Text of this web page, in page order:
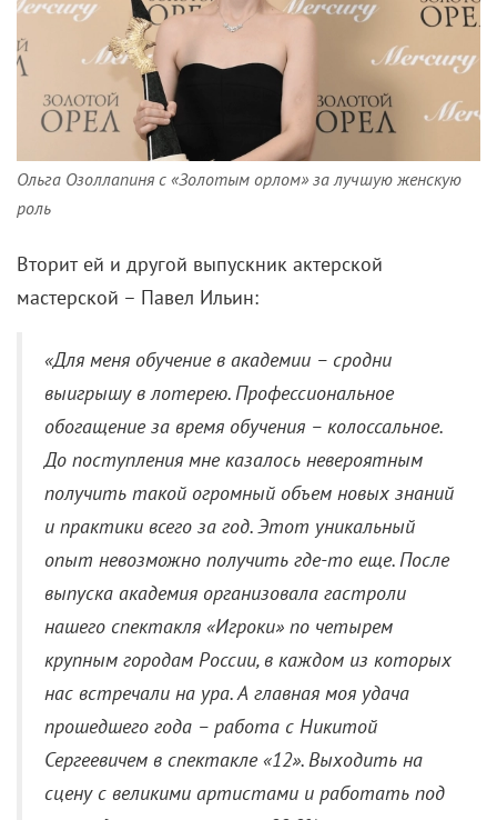
Ольга Озоллапиня с «Золотым орлом» за лучшую женскую
роль
Вторит ей и другой выпускник актерской
мастерской – Павел Ильин:
«Для меня обучение в академии – сродни
выигрышу в лотерею. Профессиональное
обогащение за время обучения – колоссальное.
До поступления мне казалось невероятным
получить такой огромный объем новых знаний
и практики всего за год. Этот уникальный
опыт невозможно получить где-то еще. После
выпуска академия организовала гастроли
нашего спектакля «Игроки» по четырем
крупным городам России, в каждом из которых
нас встречали на ура. А главная моя удача
прошедшего года – работа с Никитой
Сергеевичем в спектакле «12». Выходить на
сцену с великими артистами и работать под